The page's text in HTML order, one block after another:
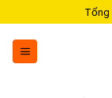
to
content
Tổng